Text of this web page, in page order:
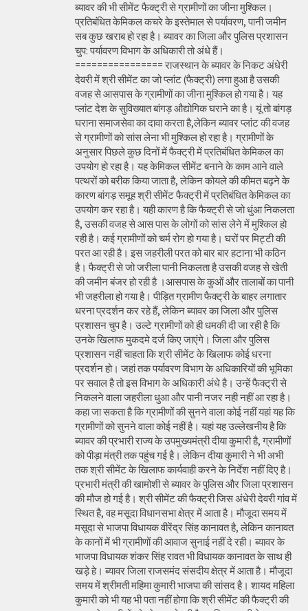
ब्यावर की भी सीमेंट फैक्ट्री से ग्रामीणों का जीना मुश्किल।
प्रतिबंधित केमिकल कचरे के इस्तेमाल से पर्यावरण, पानी जमीन
सब कुछ खराब हो रहा है। ब्यावर का जिला और पुलिस प्रशासन
चुप: पर्यावरण विभाग के अधिकारी तो अंधे हैं।
================ राजस्थान के ब्यावर के निकट अंधेरी
देवरी में श्री सीमेंट का जो प्लांट (फैक्ट्री) लगा हुआ है उसकी
वजह से आसपास के ग्रामीणों का जीना मुश्किल हो गया है। यह
प्लांट देश के सुविख्यात बांगड़ औद्योगिक घराने का है। यूं तो बांगड़
घराना समाजसेवा का दावा करता है,लेकिन ब्यावर प्लांट की वजह
से ग्रामीणों को सांस लेना भी मुश्किल हो रहा है। ग्रामीणों के
अनुसार पिछले कुछ दिनों में फैक्ट्री में प्रतिबंधित केमिकल का
उपयोग हो रहा है। यह केमिकल सीमेंट बनाने के काम आने वाले
पत्थरों को बरीक किया जाता है, लेकिन कोयले की कीमत बढ़ने के
कारण बांगड़ समूह श्री सीमेंट फैक्ट्री में प्रतिबंधित केमिकल का
उपयोग कर रहा है। यही कारण है कि फैक्ट्री से जो धुंआ निकलता
है, उसकी वजह से आस पास के लोगों को सांस लेने में मुश्किल हो
रही है। कई ग्रामीणों को चर्म रोग हो गया है। घरों पर मिट्टी की
परत आ रही है। इस जहरीली परत को बार बार हटाना भी कठिन
है। फैक्ट्री से जो जरीला पानी निकलता है उसकी वजह से खेती
की जमीन बंजर हो रही है ।आसपास के कुओं और तालाबों का पानी
भी जहरीला हो गया है। पीड़ित ग्रामीण फैक्ट्री के बाहर लगातार
धरना प्रदर्शन कर रहे हैं, लेकिन ब्यावर का जिला और पुलिस
प्रशासन चुप है। उल्टे ग्रामीणों को ही धमकी दी जा रही है कि
उनके खिलाफ मुकदमे दर्ज किए जाएंगे। जिला और पुलिस
प्रशासन नहीं चाहता कि श्री सीमेंट के खिलाफ कोई धरना
प्रदर्शन हो। जहां तक पर्यावरण विभाग के अधिकारियों की भूमिका
पर सवाल है तो इस विभाग के अधिकारी अंधे है। उन्हें फैक्ट्री से
निकलने वाला जहरीला धुआ और पानी नजर नही नहीं आ रहा है।
कहा जा सकता है कि ग्रामीणों की सुनने वाला कोई नहीं यहां यह कि
ग्रामीणों को सुनने वाला कोई नहीं है। यहां यह उल्लेखनीय है कि
ब्यावर की प्रभारी राज्य के उपमुख्यमंत्री दीया कुमारी है, ग्रामीणों
को पीड़ा मंत्री तक पहुंच गई है। लेकिन दीया कुमारी ने भी अभी
तक श्री सीमेंट के खिलाफ कार्यवाही करने के निर्देश नहीं दिए है।
प्रभारी मंत्री की खामोशी से ब्यावर के पुलिस और जिला प्रशासन
की मौज हो गई है। श्री सीमेंट की फैक्ट्री जिस अंधेरी देवरी गांव में
स्थित है, वह मसूदा विधानसभा क्षेत्र में आता है। मौजूदा समय में
मसूदा से भाजपा विधायक वीरेंद्र सिंह कानावत है, लेकिन कानावत
के कानों में भी ग्रामीणों की आवाज सुनाई नहीं दे रही। ब्यावर के
भाजपा विधायक शंकर सिंह रावत भी विधायक कानावत के साथ ही
खड़े हे। ब्यावर जिला राजसमंद संसदीय क्षेत्र में आता है। मौजूदा
समय में श्रीमती महिमा कुमारी भाजपा की सांसद है। शायद महिला
कुमारी को भी यह भी पता नहीं होगा कि श्री सीमेंट की फैक्ट्री की